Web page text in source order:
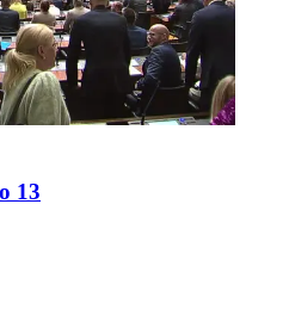
13